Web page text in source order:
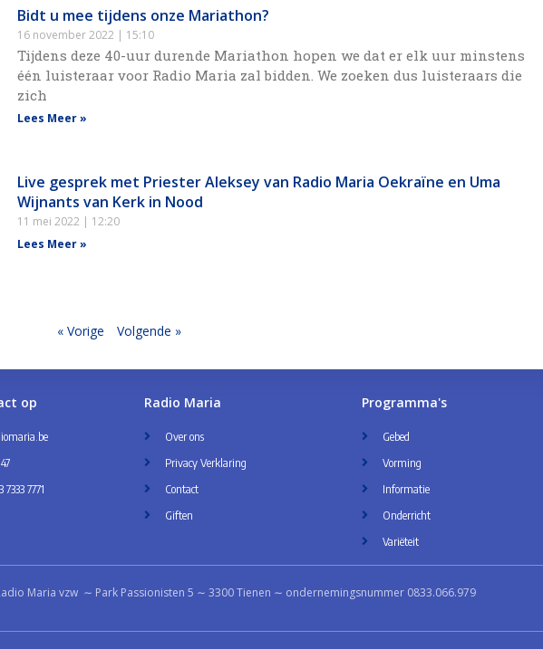
Bidt u mee tijdens onze Mariathon?
16 november 2022 15:10
Tijdens deze 40-uur durende Mariathon hopen we dat er elk uur minstens
één luisteraar voor Radio Maria zal bidden. We zoeken dus luisteraars die
zich
Lees Meer »
Live gesprek met Priester Aleksey van Radio Maria Oekraïne en Uma
Wijnants van Kerk in Nood
11 mei 2022
12:20
Lees Meer »
« Vorige Volgende »
op
7333 7771
Radio Maria
Over ons
Privacy Verklaring
Contact
Giften
Programma's
Gebed
Vorming
Informatie
Onderricht
Variëteit
Maria vzw ∼ Park Passionisten 5 ∼ 3300 Tienen ∼ ondernemingsnummer 0833.066.979